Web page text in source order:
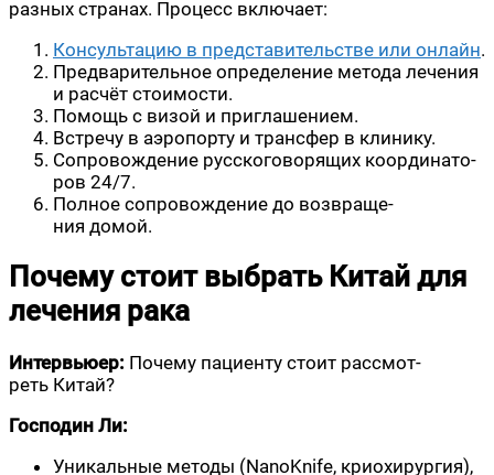
раз­ных стра­нах. Про­цесс включает:
Кон­суль­та­цию в пред­ста­ви­тель­стве или онлайн.
Пред­ва­ри­тель­ное опре­де­ле­ние мето­да лече­ния
и рас­чёт стоимости.
Помощь с визой и приглашением.
Встре­чу в аэро­пор­ту и транс­фер в клинику.
Сопро­вож­де­ние рус­ско­го­во­ря­щих коор­ди­на­то­
ров 24/7.
Пол­ное сопро­вож­де­ние до воз­вра­ще­
ния домой.
Почему стоит выбрать Китай для
лечения рака
Интер­вью­ер: Поче­му паци­ен­ту сто­ит рас­смот­
реть Китай?
Гос­по­дин Ли:
Уни­каль­ные мето­ды (NanoKnife, крио­хи­рур­гия),